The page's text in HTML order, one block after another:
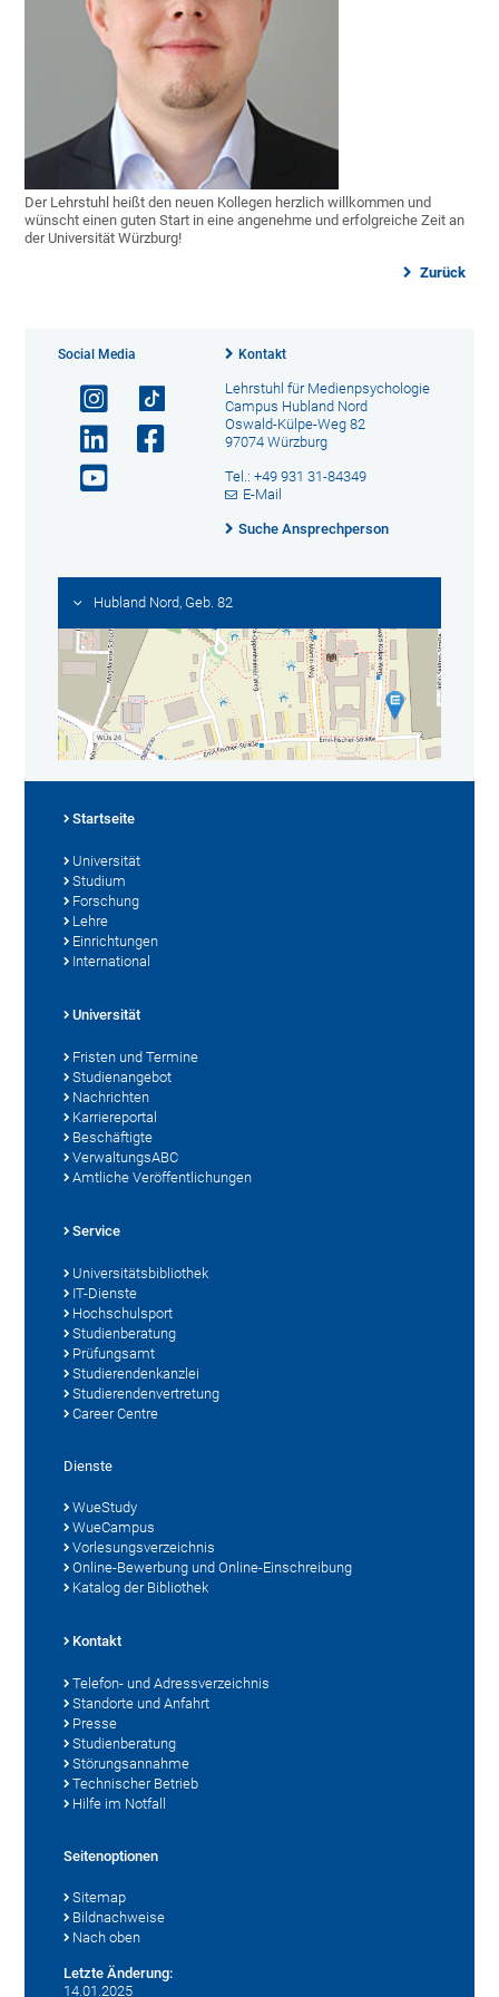
Der Lehrstuhl heißt den neuen Kollegen herzlich willkommen und
wünscht einen guten Start in eine angenehme und erfolgreiche Zeit an
der Universität Würzburg!
Zurück
Social Media Kontakt
Lehrstuhl für Medienpsychologie
Campus Hubland Nord
Oswald-Külpe-Weg 82
97074 Würzburg
Tel.: +49 931 31-84349
E-Mail
Suche Ansprechperson
Hubland Nord, Geb. 82
Startseite
Universität
Studium
Forschung
Lehre
Einrichtungen
International
Universität
Fristen und Termine
Studienangebot
Nachrichten
Karriereportal
Beschäftigte
VerwaltungsABC
Amtliche Veröffentlichungen
Service
Universitätsbibliothek
IT-Dienste
Hochschulsport
Studienberatung
Prüfungsamt
Studierendenkanzlei
Studierendenvertretung
Career Centre
Dienste
WueStudy
WueCampus
Vorlesungsverzeichnis
Online-Bewerbung und Online-Einschreibung
Katalog der Bibliothek
Kontakt
Telefon- und Adressverzeichnis
Standorte und Anfahrt
Presse
Studienberatung
Störungsannahme
Technischer Betrieb
Hilfe im Notfall
Seitenoptionen
Sitemap
Bildnachweise
Nach oben
Letzte Änderung:
14.01.2025